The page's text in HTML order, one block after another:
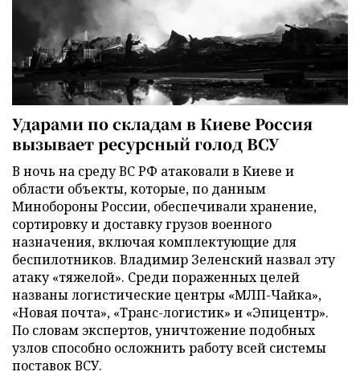
Ударами по складам в Киеве Россия
вызывает ресурсный голод ВСУ
В ночь на среду ВС РФ атаковали в Киеве и
области объекты, которые, по данным
Минобороны России, обеспечивали хранение,
сортировку и доставку грузов военного
назначения, включая комплектующие для
беспилотников. Владимир Зеленский назвал эту
атаку «тяжелой». Среди пораженных целей
названы логистические центры «МЛП-Чайка»,
«Новая почта», «Транс-логистик» и «Эпицентр».
По словам экспертов, уничтожение подобных
узлов способно осложнить работу всей системы
поставок ВСУ.